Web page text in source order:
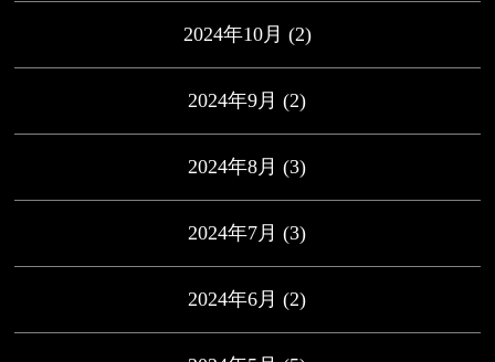
2024年10月 (2)
2024年9月 (2)
2024年8月 (3)
2024年7月 (3)
2024年6月 (2)